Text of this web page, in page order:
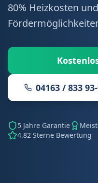
80% Heizkosten
04163 / 833
5 Jahre Garantie
4.82 Sterne Bewertung